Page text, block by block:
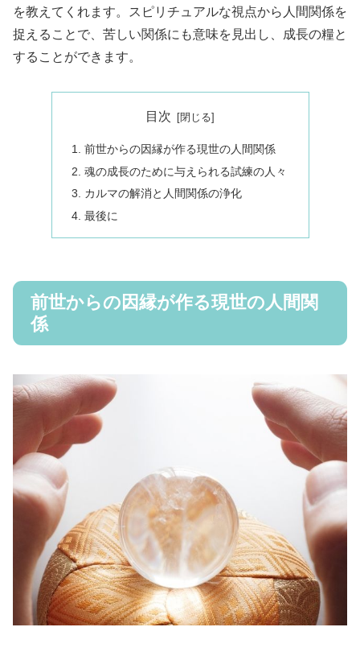
を教えてくれます。スピリチュアルな視点から人間関係を
捉えることで、苦しい関係にも意味を見出し、成長の糧と
することができます。
目次
前世からの因縁が作る現世の人間関係
魂の成長のために与えられる試練の人々
カルマの解消と人間関係の浄化
最後に
前世からの因縁が作る現世の人間関
係